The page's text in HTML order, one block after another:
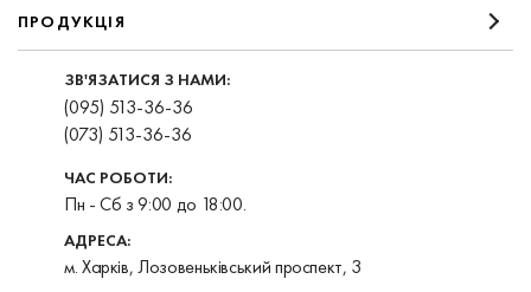
ПРОДУКЦІЯ
ЗВ'ЯЗАТИСЯ З НАМИ:
(095) 513-36-36
(073) 513-36-36
ЧАС РОБОТИ:
Пн - Сб з 9:00 до 18:00.
АДРЕСА:
м. Харків, Лозовеньківський проспект, 3